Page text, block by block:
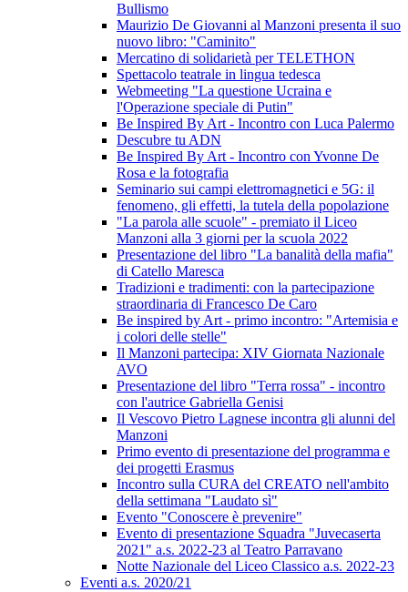
Bullismo
Maurizio De Giovanni al Manzoni presenta il suo
nuovo libro: "Caminito"
Mercatino di solidarietà per TELETHON
Spettacolo teatrale in lingua tedesca
Webmeeting "La questione Ucraina e
l'Operazione speciale di Putin"
Be Inspired By Art - Incontro con Luca Palermo
Descubre tu ADN
Be Inspired By Art - Incontro con Yvonne De
Rosa e la fotografia
Seminario sui campi elettromagnetici e 5G: il
fenomeno, gli effetti, la tutela della popolazione
"La parola alle scuole" - premiato il Liceo
Manzoni alla 3 giorni per la scuola 2022
Presentazione del libro "La banalità della mafia"
di Catello Maresca
Tradizioni e tradimenti: con la partecipazione
straordinaria di Francesco De Caro
Be inspired by Art - primo incontro: "Artemisia e
i colori delle stelle"
Il Manzoni partecipa: XIV Giornata Nazionale
AVO
Presentazione del libro "Terra rossa" - incontro
con l'autrice Gabriella Genisi
Il Vescovo Pietro Lagnese incontra gli alunni del
Manzoni
Primo evento di presentazione del programma e
dei progetti Erasmus
Incontro sulla CURA del CREATO nell'ambito
della settimana "Laudato sì"
Evento "Conoscere è prevenire"
Evento di presentazione Squadra "Juvecaserta
2021" a.s. 2022-23 al Teatro Parravano
Notte Nazionale del Liceo Classico a.s. 2022-23
Eventi a.s. 2020/21